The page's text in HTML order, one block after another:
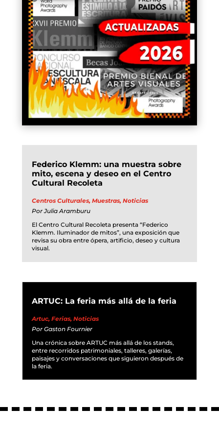
Federico Klemm: una muestra sobre
mito, escena y deseo en el Centro
Cultural Recoleta
Centros Culturales, Muestras, Noticias
PorJulia Aramburu
El Centro Cultural Recoleta presenta “Federico
Klemm. Iluminador de mitos”, una exposición que
revisa su obra entre ópera, artificio, deseo y cultura
visual.
ARTUC: La feria más allá de la feria
Artuc, Ferias, Noticias
Por Gaston Fournier
Una crónica sobre ARTUC más allá de los stands,
entre recorridos patrimoniales, talleres, galerías,
paisajes y conversaciones que siguieron después de
la feria.